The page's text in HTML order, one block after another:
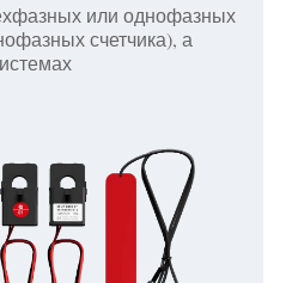
или однофазных
счетчика), а